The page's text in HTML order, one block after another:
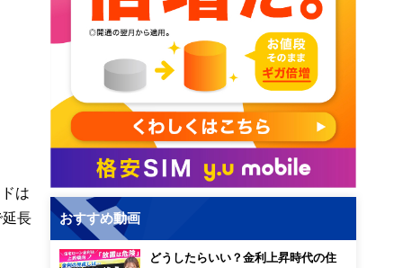
は
長
おすすめ動画
どうしたらいい？金利上昇時代の住